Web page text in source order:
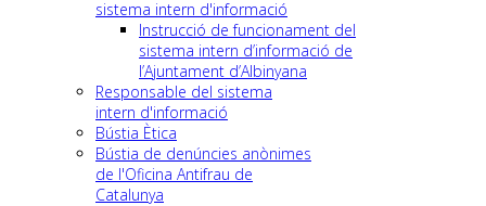
sistema intern d'informació
Instrucció de funcionament del
sistema intern d’informació de
l’Ajuntament d’Albinyana
Responsable del sistema
intern d'informació
Bústia Ètica
Bústia de denúncies anònimes
de l'Oficina Antifrau de
Catalunya